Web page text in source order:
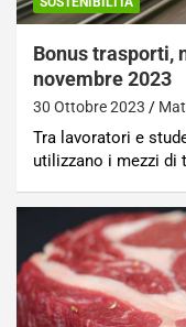
Bonus trasporti,
novembre 2023
30 Ottobre 2023
Tra lavoratori e
utilizzano i mezzi di